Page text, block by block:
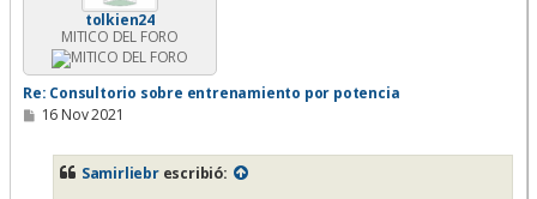
tolkien24
MITICO DEL FORO
Re: Consultorio sobre entrenamiento por potencia
M16 Nov 2021
Samirliebrescribió: